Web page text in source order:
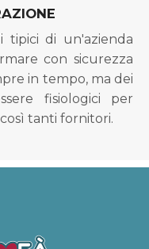
tipici di un'azienda
con sicurezza
in tempo, ma dei
fisiologici per
tanti fornitori.